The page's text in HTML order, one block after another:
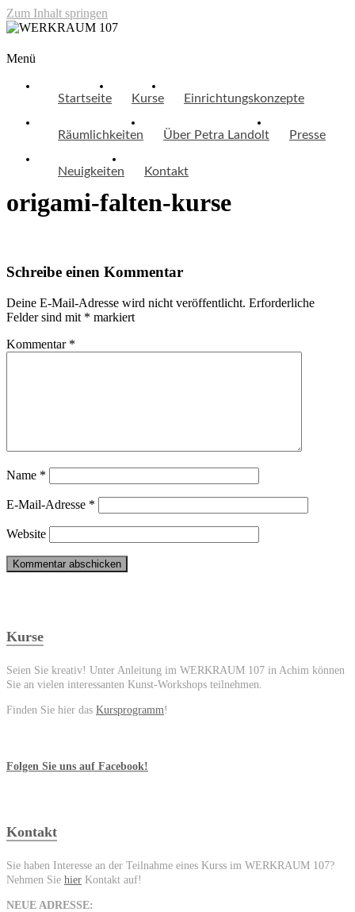
Zum Inhalt springen
WERKRAUM 107
Menü
Startseite Kurse Einrichtungskonzepte
Räumlichkeiten Über Petra Landolt Presse
Neuigkeiten Kontakt
origami-falten-kurse
Schreibe einen Kommentar
Deine E-Mail-Adresse wird nicht veröffentlicht. Erforderliche
Felder sind mit * markiert
Kommentar *
Name *
E-Mail-Adresse *
Website
Kurse
Seien Sie kreativ! Unter Anleitung im WERKRAUM 107 in Achim können
Sie an vielen interessanten Kunst-Workshops teilnehmen.
Finden Sie hier das Kursprogramm!
Folgen Sie uns auf Facebook!
Kontakt
Sie haben Interesse an der Teilnahme eines Kurss im WERKRAUM 107?
Nehmen Sie hier Kontakt auf!
NEUE ADRESSE: